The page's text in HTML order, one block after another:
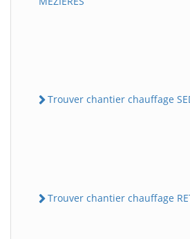
Trouver chantier chauffage
Trouver chantier chauffage